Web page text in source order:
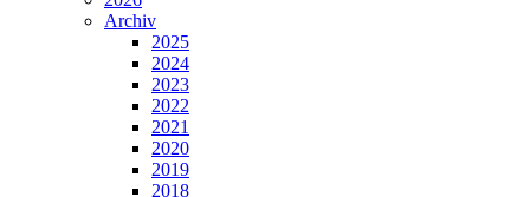
Archiv
2025
2024
2023
2022
2021
2020
2019
2018